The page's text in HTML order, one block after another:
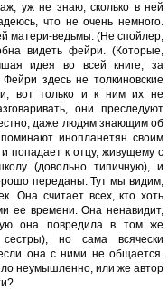
уж не знаю, сколько в ней
что не очень немного.
матери-ведьмы. (Не спойлер,
видеть фейри. (Которые,
идея во всей книге, за
здесь не толкиновские
вот только и к ним их не
они преследуют
даже людям знающим об
инопланетян своим
попадает к отцу, живущему с
(довольно типичную), и
переданы. Тут мы видим,
Она считает всех, кто хоть
ее времени. Она ненавидит,
она повредила в том же
но сама всячески
она с ними не общается.
неумышленно, или же автор